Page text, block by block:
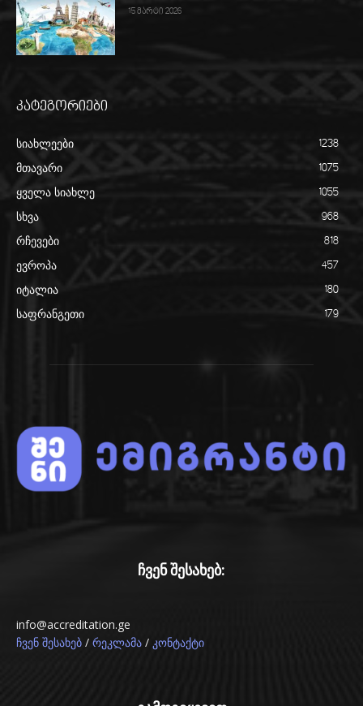
15 მარტი 2026
კატეგორიები
სიახლეები 1238
მთავარი 1075
ყველა სიახლე 1055
სხვა 968
რჩევები 818
ევროპა 457
იტალია 180
საფრანგეთი 179
ჩვენ შესახებ:
info@accreditation.ge
ჩვენ შესახებ / რეკლამა / კონტაქტი